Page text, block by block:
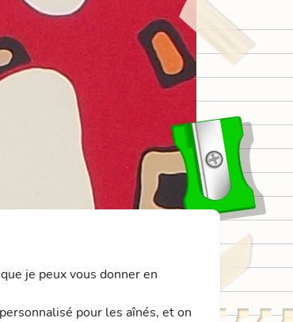
je peux vous donner en
pour les aînés, et on